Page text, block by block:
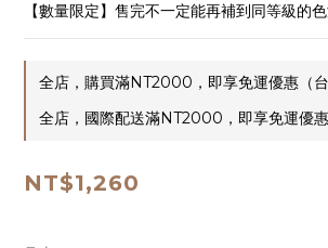
【數量限定】售完不一定能再補到同等級的色
全店，購買滿NT2000，即享免運優惠（台
全店，國際配送滿NT2000，即享免運優惠
NT$1,260